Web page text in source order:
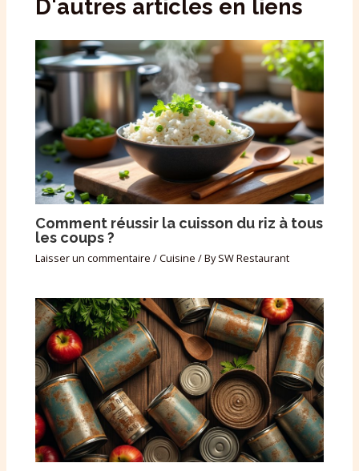
D'autres articles en liens
Comment réussir la cuisson du riz à tous
les coups ?
Laisser un commentaire /Cuisine / BySW Restaurant